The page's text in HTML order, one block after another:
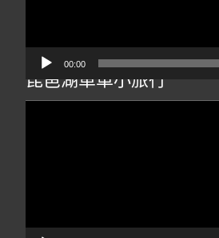
00:00
琵琶湖單車小旅行